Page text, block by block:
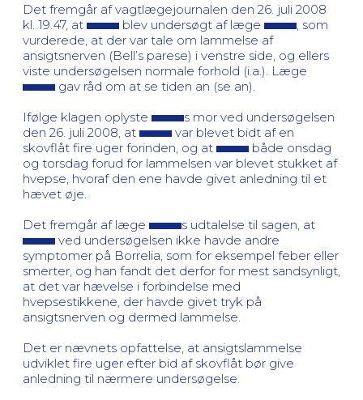
Det fremgår af vagtlægejournalen den 26. juli 2008
kl. 19.47, at
blev undersøgt af læge
, som
vurderede, at der var tale om lammelse af
ansigtsnerven (Bell’s parese) i venstre side, og ellers
viste undersøgelsen normale forhold (i.a.). Læge
gav råd om at se tiden an (se an).
Ifølge klagen oplyste
s mor ved undersøgelsen
den 26. juli 2008, at
var blevet bidt af en
skovflåt fire uger forinden, og at
både onsdag
og torsdag forud for lammelsen var blevet stukket af
hvepse, hvoraf den ene havde givet anledning til et
hævet øje.
Det fremgår af læge
s udtalelse til sagen, at
ved undersøgelsen ikke havde andre
symptomer på Borrelia, som for eksempel feber eller
smerter, og han fandt det derfor for mest sandsynligt,
at det var hævelse i forbindelse med
hvepsestikkene, der havde givet tryk på
ansigtsnerven og dermed lammelse.
Det er nævnets opfattelse, at ansigtslammelse
udviklet fire uger efter bid af skovflåt bør give
anledning til nærmere undersøgelse.